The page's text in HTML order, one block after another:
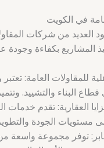
في الكويت
العديد من شركات
المشاريع بكفاءة
للمقاولات العامة:
البناء والتشييد.
العقارية: تقدم خدمات
مستويات الجودة
توفر مجموعة واسعة